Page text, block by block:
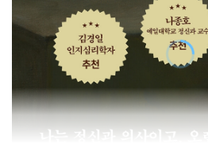
방송 이후 한국 독자들의 반응을 알게
문도 실려 있다. 한국 독자들에 대한
고백한 이후 달라진 것들에 관한 내용을
저자가 다루는 영역은 우울증과 깊이
도, 상실, 취약성)부터 수많은 키워드
증 약, 자살 충동)을 망라한다. 상담치
항우울제를 먹을 것인가
과거 마주하기
소통
애도